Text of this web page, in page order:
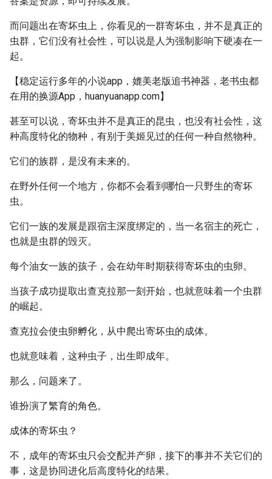
而问题出在寄坏虫上，你看见的一群寄坏虫，并不是真正的
虫群，它们没有社会性，可以说是人为强制影响下硬凑在一
起。
【稳定运行多年的小说app，媲美老版追书神器，老书虫都
在用的换源App，huanyuanapp.com】
甚至可以说，寄坏虫并不是真正的昆虫，也没有社会性，这
种高度特化的物种，有别于美姬见过的任何一种自然物种。
它们的族群，是没有未来的。
在野外任何一个地方，你都不会看到哪怕一只野生的寄坏
虫。
它们一族的发展是跟宿主深度绑定的，当一名宿主的死亡，
也就是虫群的毁灭。
每个油女一族的孩子，会在幼年时期获得寄坏虫的虫卵。
当孩子成功提取出查克拉那一刻开始，也就意味着一个虫群
的崛起。
查克拉会使虫卵孵化，从中爬出寄坏虫的成体。
也就意味着，这种虫子，出生即成年。
那么，问题来了。
谁扮演了繁育的角色。
成体的寄坏虫？
不，成年的寄坏虫只会交配并产卵，接下的事并不关它们的
事，这是协同进化后高度特化的结果。